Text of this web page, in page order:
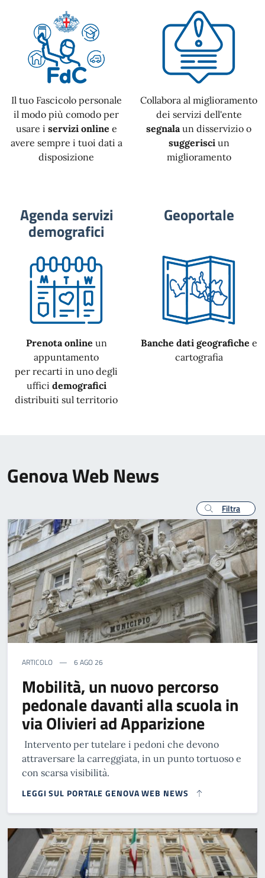
Il tuo Fascicolo personale
il modo più comodo per
usare i servizi online e
avere sempre i tuoi dati a
disposizione
Collabora al miglioramento
dei servizi dell'ente
segnala un disservizio o
suggerisciun
miglioramento
Agenda servizi
demografici
Prenota online un
appuntamento
per recarti in uno degli
uffici demografici
distribuiti sul territorio
Geoportale
Banche dati geografiche e
cartografia
Genova Web News
Filtra
ARTICOLO 6 AGO 26
Mobilità, un nuovo percorso
pedonale davanti alla scuola in
via Olivieri ad Apparizione
Intervento per tutelare i pedoni che devono
attraversare la carreggiata, in un punto tortuoso e
con scarsa visibilità.
LEGGI SUL PORTALE GENOVA WEB NEWS